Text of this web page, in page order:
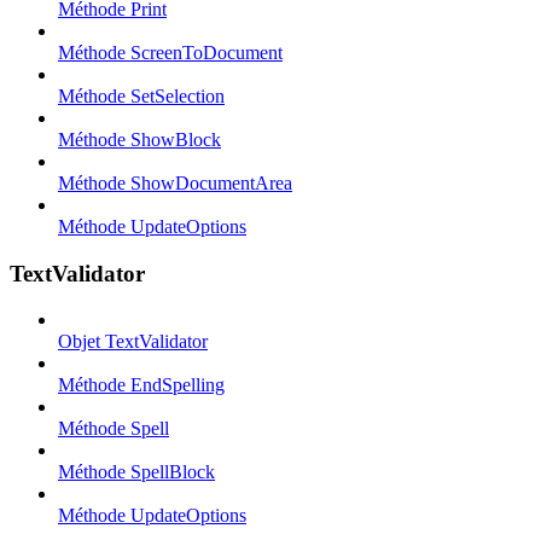
Méthode Print
Méthode ScreenToDocument
Méthode SetSelection
Méthode ShowBlock
Méthode ShowDocumentArea
Méthode UpdateOptions
TextValidator
Objet TextValidator
Méthode EndSpelling
Méthode Spell
Méthode SpellBlock
Méthode UpdateOptions